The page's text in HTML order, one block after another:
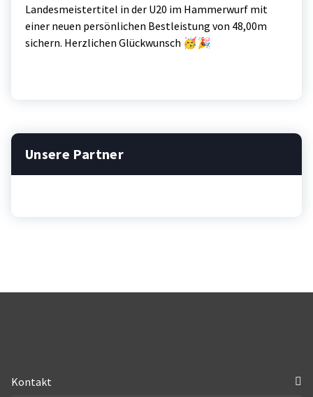
Landesmeistertitel in der U20 im Hammerwurf mit
einer neuen persönlichen Bestleistung von 48,00m
sichern. Herzlichen Glückwunsch 🥳🎉
Unsere Partner
Kontakt